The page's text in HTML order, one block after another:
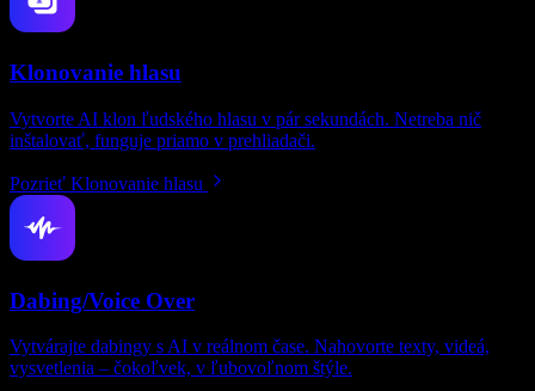
Klonovanie hlasu
Vytvorte AI klon ľudského hlasu v pár sekundách. Netreba nič
inštalovať, funguje priamo v prehliadači.
Pozrieť Klonovanie hlasu
Dabing/Voice Over
Vytvárajte dabingy s AI v reálnom čase. Nahovorte texty, videá,
vysvetlenia – čokoľvek, v ľubovoľnom štýle.